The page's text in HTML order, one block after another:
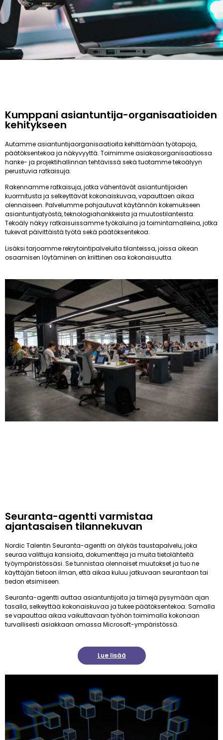
Kumppani asiantuntija-organisaatioiden
kehitykseen
Autamme asiantuntijaorganisaatioita kehittämään työtapoja,
päätöksentekoa ja näkyvyyttä. Toimimme asiakasorganisaatiossa
hanke- ja projektihallinnan tehtävissä sekä tuotamme tekoälyyn
perustuvia ratkaisuja.
Rakennamme ratkaisuja, jotka vähentävät asiantuntijoiden
kuormitusta ja selkeyttävät kokonaiskuvaa, vapauttaen aikaa
olennaiseen. Palvelumme pohjautuvat käytännön kokemukseen
asiantuntijatyöstä, teknologiahankkeista ja muutostilanteista.
Tekoäly näkyy ratkaisuissamme työkaluina ja toimintamalleina, jotka
tukevat päivittäistä työtä sekä päätöksentekoa.
Lisäksi tarjoamme rekrytointipalveluita tilanteissa, joissa oikean
osaamisen löytäminen on kriittinen osa kokonaisuutta.
Seuranta-agentti varmistaa
ajantasaisen tilannekuvan
Nordic Talentin Seuranta-agentti on älykäs taustapalvelu, joka
seuraa valittuja kansioita, dokumentteja ja muita tietolähteitä
työympäristössäsi. Se tunnistaa olennaiset muutokset ja tuo ne
käyttäjän tietoon ilman, että aikaa kuluu jatkuvaan seurantaan tai
tiedon etsimiseen.
Seuranta-agentti auttaa asiantuntijoita ja tiimejä pysymään ajan
tasalla, selkeyttää kokonaiskuvaa ja tukee päätöksentekoa. Samalla
se vapauttaa aikaa vaikuttavaan työhön toimimalla kokonaan
turvallisesti asiakkaan omassa Microsoft-ympäristössä.
Lue lisää